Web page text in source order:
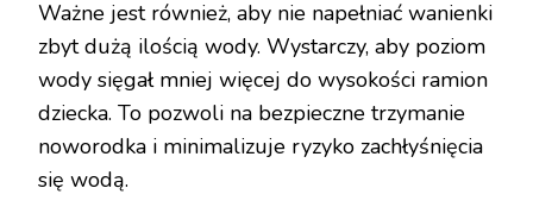
Ważne jest również, aby nie napełniać wanienki
zbyt dużą ilością wody. Wystarczy, aby poziom
wody sięgał mniej więcej do wysokości ramion
dziecka. To pozwoli na bezpieczne trzymanie
noworodka i minimalizuje ryzyko zachłyśnięcia
się wodą.